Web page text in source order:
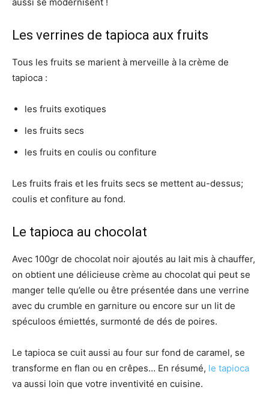
Les verrines de tapioca aux fruits
Tous les fruits se marient à merveille à la crème de
tapioca :
les fruits exotiques
les fruits secs
les fruits en coulis ou confiture
Les fruits frais et les fruits secs se mettent au-dessus;
coulis et confiture au fond.
Le tapioca au chocolat
Avec 100gr de chocolat noir ajoutés au lait mis à chauffer,
on obtient une délicieuse crème au chocolat qui peut se
manger telle qu’elle ou être présentée dans une verrine
avec du crumble en garniture ou encore sur un lit de
spéculoos émiettés, surmonté de dés de poires.
Le tapioca se cuit aussi au four sur fond de caramel, se
transforme en flan ou en crêpes… En résumé, le tapioca
va aussi loin que votre inventivité en cuisine.